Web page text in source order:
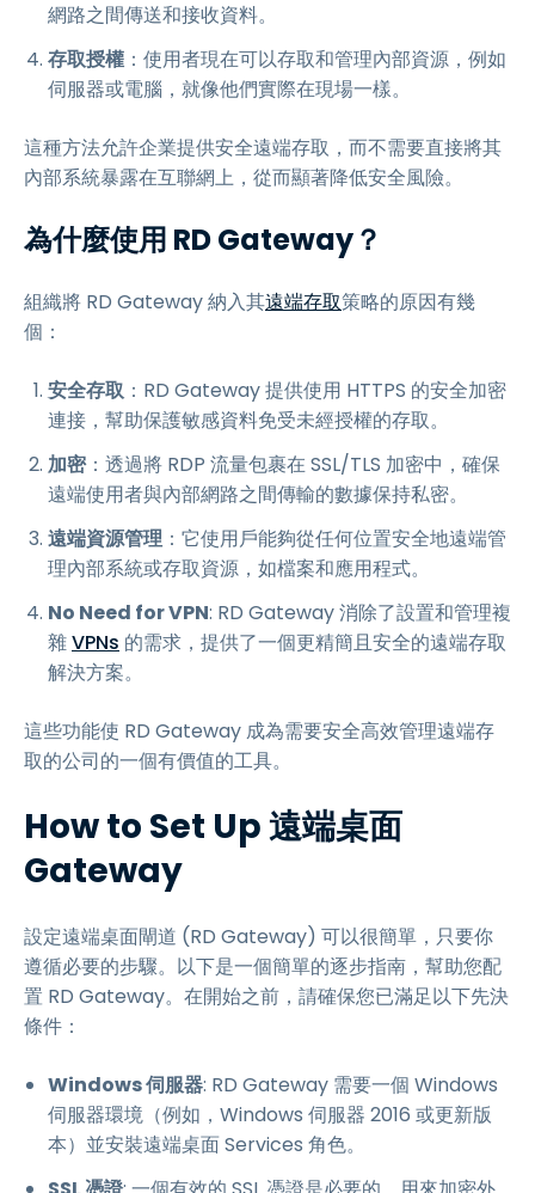
網路之間傳送和接收資料。
存取授權 ：使用者現在可以存取和管理內部資源，例如
伺服器或電腦，就像他們實際在現場一樣。
這種方法允許企業提供安全遠端存取，而不需要直接將其
內部系統暴露在互聯網上，從而顯著降低安全風險。
為什麼使用 RD Gateway？
組織將 RD Gateway 納入其遠端存取策略的原因有幾
個：
安全存取：RD Gateway 提供使用 HTTPS 的安全加密
連接，幫助保護敏感資料免受未經授權的存取。
加密：透過將 RDP 流量包裹在 SSL/TLS 加密中，確保
遠端使用者與內部網路之間傳輸的數據保持私密。
遠端資源管理 ：它使用戶能夠從任何位置安全地遠端管
理內部系統或存取資源，如檔案和應用程式。
No Need for VPN: RD Gateway 消除了設置和管理複
雜VPNs 的需求，提供了一個更精簡且安全的遠端存取
解決方案。
這些功能使 RD Gateway 成為需要安全高效管理遠端存
取的公司的一個有價值的工具。
How to Set Up 遠端桌面
Gateway
設定遠端桌面閘道 (RD Gateway) 可以很簡單，只要你
遵循必要的步驟。以下是一個簡單的逐步指南，幫助您配
置 RD Gateway。在開始之前，請確保您已滿足以下先決
條件：
Windows 伺服器: RD Gateway 需要一個 Windows
伺服器環境（例如，Windows 伺服器 2016 或更新版
本）並安裝遠端桌面 Services 角色。